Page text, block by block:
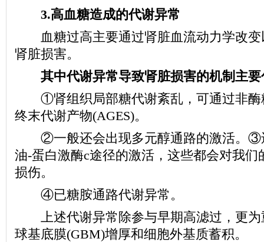
3.高血糖造成的代谢异常
血糖过高主要通过肾脏血流动力学改变
肾脏损害。
其中代谢异常导致肾脏损害的机制主要
①肾组织局部糖代谢紊乱，可通过非酶
终末代谢产物(AGES)。
②一般还会出现多元醇通路的激活。③
油-蛋白激酶c途径的激活，这些都会对我们
损伤。
④已糖胺通路代谢异常。
上述代谢异常除参与早期高滤过，更为
球基底膜(GBM)增厚和细胞外基质蓄积。